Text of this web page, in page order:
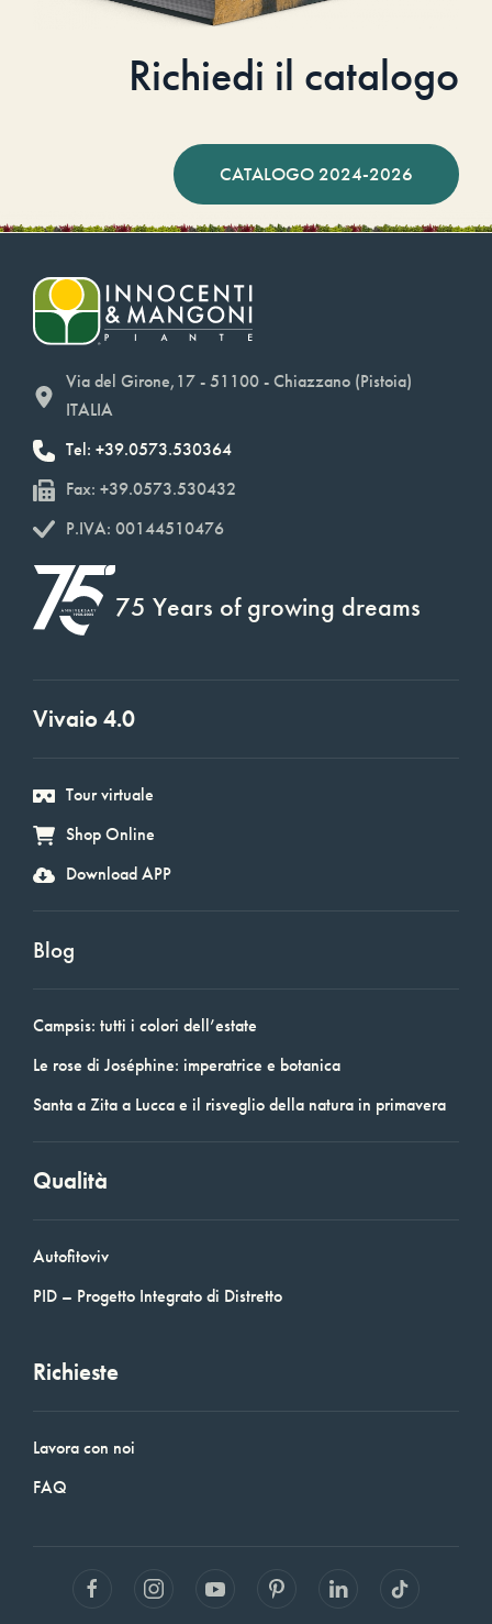
Richiedi il catalogo
CATALOGO 2024-2026
Via del Girone,17 - 51100 - Chiazzano (Pistoia)
ITALIA
Tel: +39.0573.530364
Fax: +39.0573.530432
P.IVA: 00144510476
75 Years of growing dreams
Vivaio 4.0
Tour virtuale
Shop Online
Download APP
Blog
Campsis: tutti i colori dell’estate
Le rose di Joséphine: imperatrice e botanica
Santa a Zita a Lucca e il risveglio della natura in primavera
Qualità
Autofitoviv
PID – Progetto Integrato di Distretto
Richieste
Lavora con noi
FAQ